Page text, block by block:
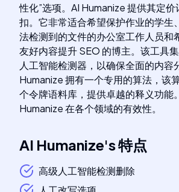
性化”选项。AI Humanize 提供其定
扣。它非常适合希望保护作业的学生
法检测到的文件的办公室工作人员和
友好内容提升 SEO 的博主。该工具
人工智能检测器，以确保全面的内容
Humanize 拥有一个专用的算法，该
个令牌语料库，提供卓越的释义功能
Humanize 在各个领域的有效性。
AI Humanize's特点
高级人工智能检测删除